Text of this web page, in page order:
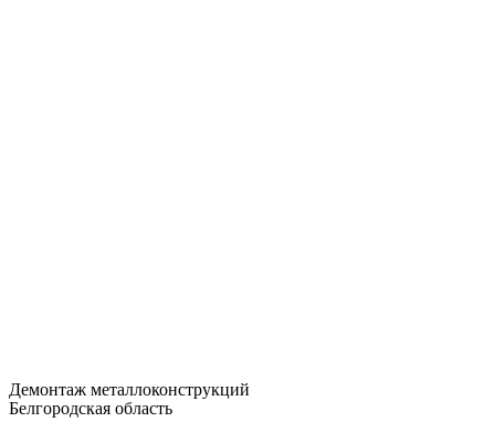
Демонтаж металлоконструкций
Белгородская область